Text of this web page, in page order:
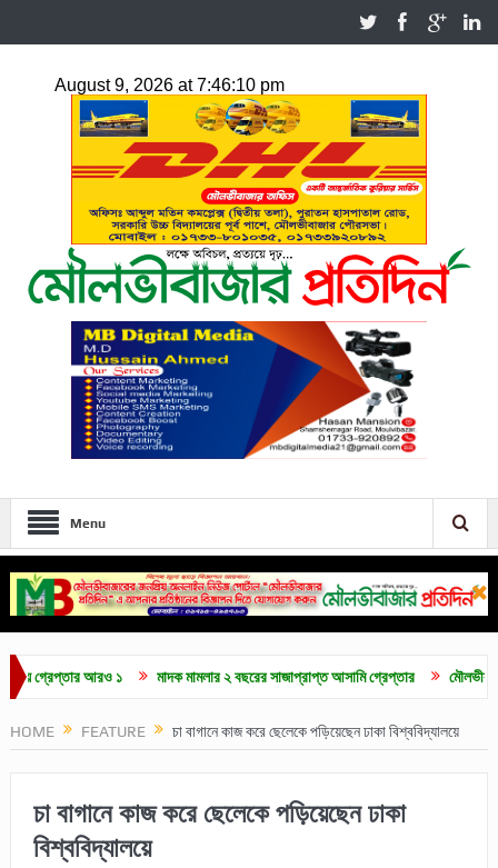
Menu
আরও ১ মাদক মামলার ২ বছরের সাজাপ্রাপ্ত আসামি গ্রেপ্তার মৌলভীবাজারে চা-
HOME FEATURE চা বাগানে কাজ করে ছেলেকে পড়িয়েছেন ঢাকা বিশ্ববিদ্যালয়ে
চা বাগানে কাজ করে ছেলেকে পড়িয়েছেন ঢাকা
বিশ্ববিদ্যালয়ে